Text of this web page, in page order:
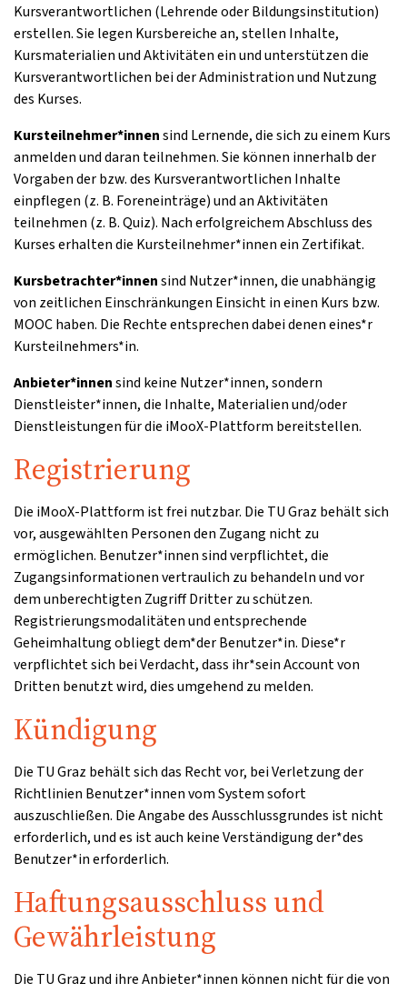
Kursverantwortlichen (Lehrende oder Bildungsinstitution)
erstellen. Sie legen Kursbereiche an, stellen Inhalte,
Kursmaterialien und Aktivitäten ein und unterstützen die
Kursverantwortlichen bei der Administration und Nutzung
des Kurses.
Kursteilnehmer*innensind Lernende, die sich zu einem Kurs
anmelden und daran teilnehmen. Sie können innerhalb der
Vorgaben der bzw. des Kursverantwortlichen Inhalte
einpflegen (z. B. Foreneinträge) und an Aktivitäten
teilnehmen (z. B. Quiz). Nach erfolgreichem Abschluss des
Kurses erhalten die Kursteilnehmer*innen ein Zertifikat.
Kursbetrachter*innensind Nutzer*innen, die unabhängig
von zeitlichen Einschränkungen Einsicht in einen Kurs bzw.
MOOC haben. Die Rechte entsprechen dabei denen eines*r
Kursteilnehmers*in.
Anbieter*innensind keine Nutzer*innen, sondern
Dienstleister*innen, die Inhalte, Materialien und/oder
Dienstleistungen für die iMooX-Plattform bereitstellen.
Registrierung
Die iMooX-Plattform ist frei nutzbar. Die TU Graz behält sich
vor, ausgewählten Personen den Zugang nicht zu
ermöglichen. Benutzer*innen sind verpflichtet, die
Zugangsinformationen vertraulich zu behandeln und vor
dem unberechtigten Zugriff Dritter zu schützen.
Registrierungsmodalitäten und entsprechende
Geheimhaltung obliegt dem*der Benutzer*in. Diese*r
verpflichtet sich bei Verdacht, dass ihr*sein Account von
Dritten benutzt wird, dies umgehend zu melden.
Kündigung
Die TU Graz behält sich das Recht vor, bei Verletzung der
Richtlinien Benutzer*innen vom System sofort
auszuschließen. Die Angabe des Ausschlussgrundes ist nicht
erforderlich, und es ist auch keine Verständigung der*des
Benutzer*in erforderlich.
Haftungsausschluss und
Gewährleistung
Die TU Graz und ihre Anbieter*innen können nicht für die von